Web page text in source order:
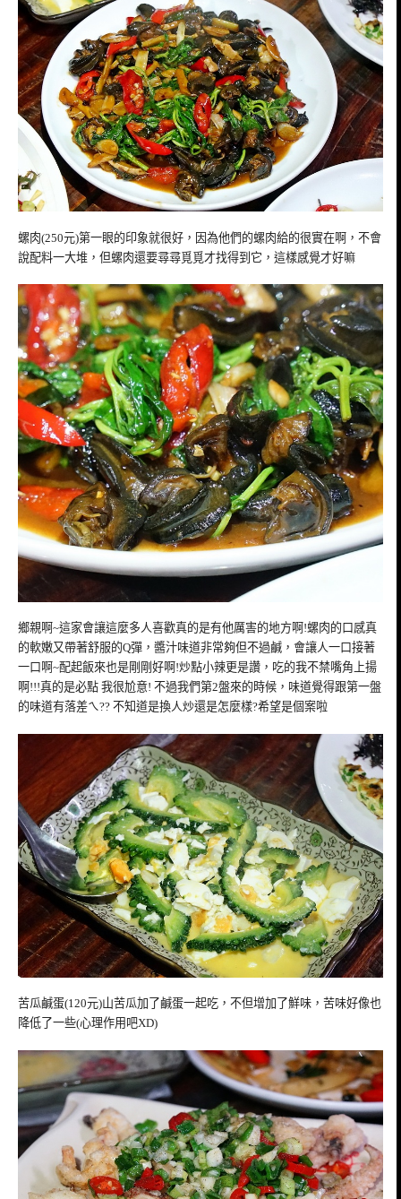
螺肉(250元)第一眼的印象就很好，因為他們的螺肉給的很實在啊，不會
說配料一大堆，但螺肉還要尋尋覓覓才找得到它，這樣感覺才好嘛
鄉親啊~這家會讓這麼多人喜歡真的是有他厲害的地方啊!螺肉的口感真
的軟嫩又帶著舒服的Q彈，醬汁味道非常夠但不過鹹，會讓人一口接著
一口啊~配起飯來也是剛剛好啊!炒點小辣更是讚，吃的我不禁嘴角上揚
啊!!!真的是必點 我很尬意! 不過我們第2盤來的時候，味道覺得跟第一盤
的味道有落差ㄟ?? 不知道是換人炒還是怎麼樣?希望是個案啦
苦瓜鹹蛋(120元)山苦瓜加了鹹蛋一起吃，不但增加了鮮味，苦味好像也
降低了一些(心理作用吧XD)